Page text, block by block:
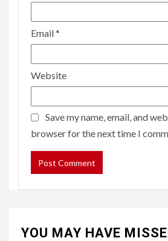
Email*
Website
Save my name, email, and
browser for the next time I
YOU MAY HAVE